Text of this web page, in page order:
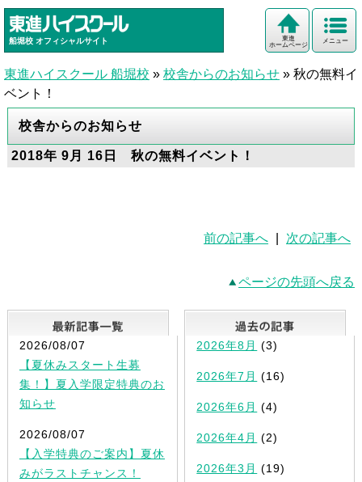
船堀校 オフィシャルサイト メニュー
東進
ホームページ
東進ハイスクール 船堀校 » 校舎からのお知らせ » 秋の無料イ
ベント！
校舎からのお知らせ
2018年 9月 16日 秋の無料イベント！
前の記事へ 次の記事へ
ページの先頭へ戻る
最新記事一覧
2026/08/07
【夏休みスタート生募
集！】夏入学限定特典のお
知らせ
2026/08/07
【入学特典のご案内】夏休
みがラストチャンス！
2026年8月 (3)
2026年7月 (16)
2026年6月 (4)
2026年4月 (2)
2026年3月 (19)